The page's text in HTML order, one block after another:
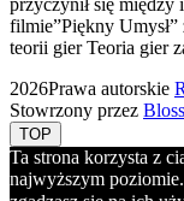
filmie”Piękny
teorii gier Teoria gier
2026Prawa autorskie
Stowrzony przez
TOP
Ta strona korzysta z
najwyższym